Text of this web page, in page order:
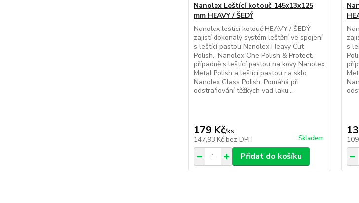
Nanolex Leštící kotouč 145x13x125
mm HEAVY / ŠEDÝ
Nanolex leštící kotouč HEAVY / ŠEDÝ
zajistí dokonalý systém leštění ve spojení
s leštící pastou Nanolex Heavy Cut
Polish, Nanolex One Polish & Protect,
případně s leštící pastou na kovy Nanolex
Metal Polish a leštící pastou na sklo
Nanolex Glass Polish. Pomáhá při
odstraňování těžkých vad laku...
179 Kč/ks
147,93 Kč bez DPH Skladem
Přidat do košíku
s